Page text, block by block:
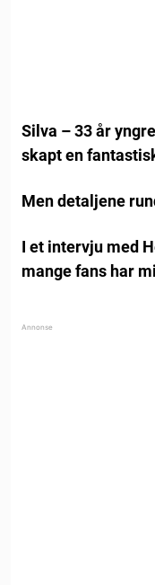
Silva – 33 år
skapt en
Men detaljene
I et intervju med
mange fans har